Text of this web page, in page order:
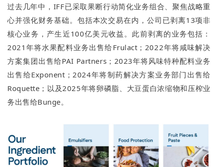
过去几年中，IFF已采取果断行动简化业务组合、聚焦战略重
心并强化财务基础。包括本次交易在内，公司已剥离13项非
核心业务，产生近100亿美元收益。此前剥离的业务包括：
2021年将水果配料业务出售给Frulact；2022年将咸味解决
方案集团出售给PAI Partners；2023年将风味特种配料业务
出售给Exponent；2024年将制药解决方案业务部门出售给
Roquette；以及2025年将卵磷脂、大豆蛋白浓缩物和压榨业
务出售给Bunge。